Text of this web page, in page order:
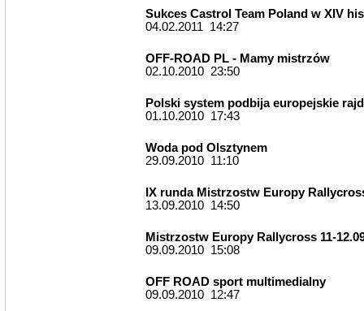
Sukces Castrol Team Poland w XIV
04.02.2011 14:27
OFF-ROAD PL - Mamy mistrzów
02.10.2010 23:50
Polski system podbija europejskie
01.10.2010 17:43
Woda pod Olsztynem
29.09.2010 11:10
IX runda Mistrzostw Europy
13.09.2010 14:50
Mistrzostw Europy Rallycross 11-
09.09.2010 15:08
OFF ROAD sport multimedialny
09.09.2010 12:47